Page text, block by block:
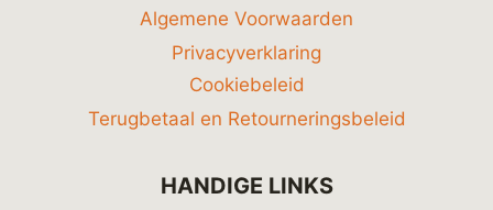
Algemene Voorwaarden
Privacyverklaring
Cookiebeleid
Terugbetaal en Retourneringsbeleid
HANDIGE LINKS